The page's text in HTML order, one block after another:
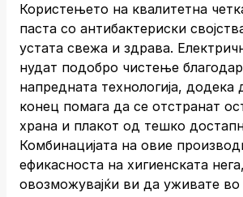
Користењето на квалитетна
паста со антибактериски
устата свежа и здрава.
нудат подобро чистење
напредната технологија, додека
конец помага да се отстранат
храна и плакот од тешко
Комбинацијата на овие
ефикасноста на хигиенската нега,
овозможувајќи ви да уживате во